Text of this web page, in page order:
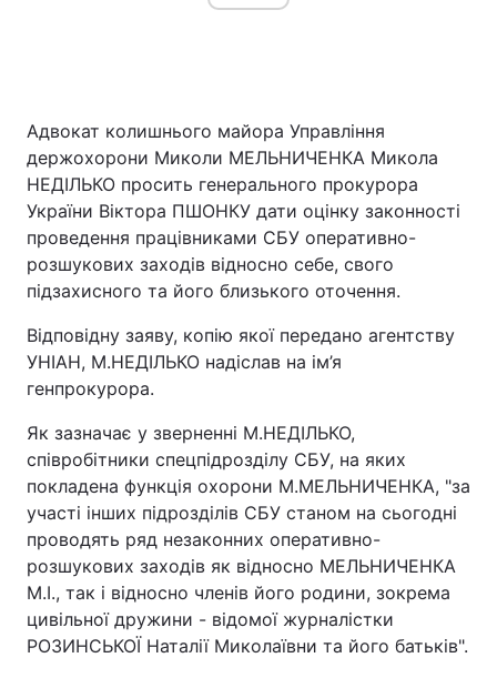
Адвокат колишнього майора Управління
держохорони Миколи МЕЛЬНИЧЕНКА Микола
НЕДІЛЬКО просить генерального прокурора
України Віктора ПШОНКУ дати оцінку законності
проведення працівниками СБУ оперативно-
розшукових заходів відносно себе, свого
підзахисного та його близького оточення.
Відповідну заяву, копію якої передано агентству
УНІАН, М.НЕДІЛЬКО надіслав на ім’я
генпрокурора.
Як зазначає у зверненні М.НЕДІЛЬКО,
співробітники спецпідрозділу СБУ, на яких
покладена функція охорони М.МЕЛЬНИЧЕНКА, "за
участі інших підрозділів СБУ станом на сьогодні
проводять ряд незаконних оперативно-
розшукових заходів як відносно МЕЛЬНИЧЕНКА
М.І., так і відносно членів його родини, зокрема
цивільної дружини - відомої журналістки
РОЗИНСЬКОЇ Наталії Миколаївни та його батьків".